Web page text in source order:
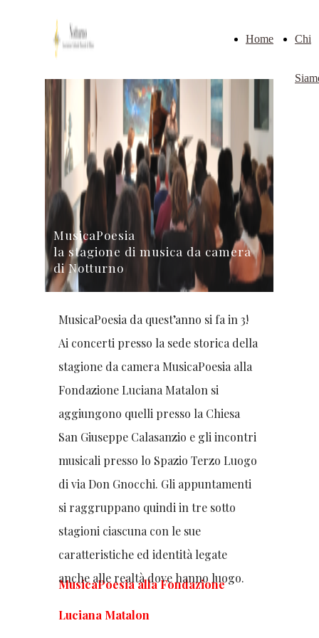
Home Chi
MusicaPoesia
la stagione di musica da camera
di Notturno
MusicaPoesia da quest’anno si fa in 3!
Ai concerti presso la sede storica della
stagione da camera MusicaPoesia alla
Fondazione Luciana Matalon si
aggiungono quelli presso la Chiesa
San Giuseppe Calasanzio e gli incontri
musicali presso lo Spazio Terzo Luogo
di via Don Gnocchi. Gli appuntamenti
si raggruppano quindi in tre sotto
stagioni ciascuna con le sue
caratteristiche ed identità legate
anche alle realtà dove hanno luogo.
MusicaPoesia alla Fondazione
Luciana Matalon